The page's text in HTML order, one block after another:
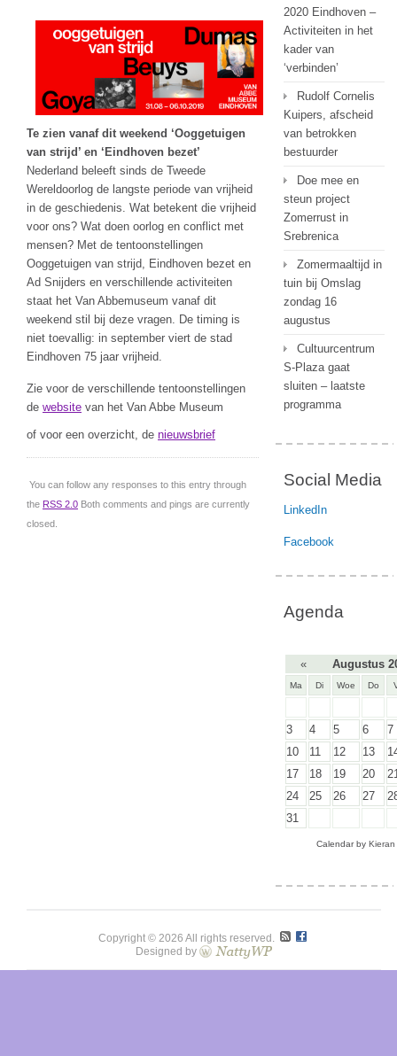
Te zien vanaf dit weekend ‘Ooggetuigen
van strijd’ en ‘Eindhoven bezet’
Nederland beleeft sinds de Tweede
Wereldoorlog de langste periode van vrijheid
in de geschiedenis. Wat betekent die vrijheid
voor ons? Wat doen oorlog en conflict met
mensen? Met de tentoonstellingen
Ooggetuigen van strijd, Eindhoven bezet en
Ad Snijders en verschillende activiteiten
staat het Van Abbemuseum vanaf dit
weekend stil bij deze vragen. De timing is
niet toevallig: in september viert de stad
Eindhoven 75 jaar vrijheid.
Zie voor de verschillende tentoonstellingen
de website van het Van Abbe Museum
of voor een overzicht, de nieuwsbrief
You can follow any responses to this entry through
the RSS 2.0 Both comments and pings are currently
closed.
2020 Eindhoven –
Activiteiten in het
kader van
‘verbinden’
Rudolf Cornelis
Kuipers, afscheid
van betrokken
bestuurder
Doe mee en
steun project
Zomerrust in
Srebrenica
Zomermaaltijd in
tuin bij Omslag
zondag 16
augustus
Cultuurcentrum
S-Plaza gaat
sluiten – laatste
programma
Social Media
LinkedIn
Facebook
Agenda
« Augustus
Ma Di Woe Do
3 4 5 6
7
10
11 12 13
17
18 19 20
24
25 26 27
31
Calendar by
Copyright © 2026 All rights reserved.
Designed by